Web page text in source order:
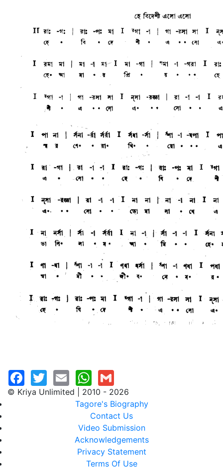
© Kriya Unlimited | 2010 - 2026
Tagore's Biography
Contact Us
Video Submission
Acknowledgements
Privacy Statement
Terms Of Use